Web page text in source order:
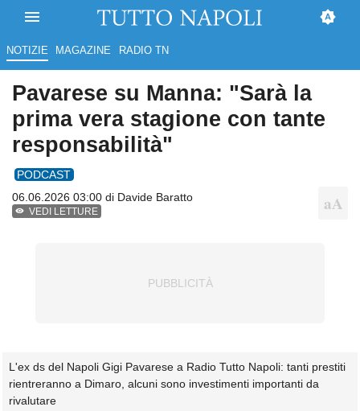
NOTIZIE MAGAZINE RADIO TN
Pavarese su Manna: "Sarà la
prima vera stagione con tante
responsabilità"
PODCAST
06.06.2026 03:00 di Davide Baratto
VEDI LETTURE
L'ex ds del Napoli Gigi Pavarese a Radio Tutto Napoli: tanti prestiti
rientreranno a Dimaro, alcuni sono investimenti importanti da
rivalutare